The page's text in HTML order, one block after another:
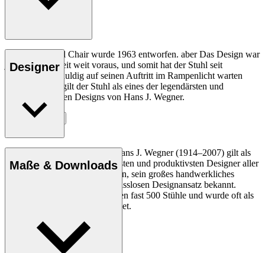
Der CH07 Shell Chair wurde 1963 entworfen. aber Das Design war
jedoch seiner Zeit weit voraus, und somit hat der Stuhl seit
Jahrzehnten geduldig auf seinen Auftritt im Rampenlicht warten
müssen. Heute gilt der Stuhl als eines der legendärsten und
bahnbrechendsten Designs von Hans J. Wegner.
Entdecke mehr
Designer
Der dänische Möbeldesigner Hans J. Wegner (1914–2007) gilt als
einer der kreativsten, innovativsten und produktivsten Designer aller
Zeiten und ist für seine Präzision, sein großes handwerkliches
Geschick und seinen kompromisslosen Designansatz bekannt.
Wegner entwarf in seinem Leben fast 500 Stühle und wurde oft als
der Meister des Stuhls bezeichnet.
Profil Hans J. Wegner
Maße & Downloads